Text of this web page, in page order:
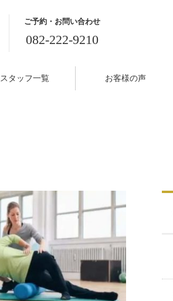
ご予約・お問い合わせ
082-222-9210
スタッフ一覧 お客様の声